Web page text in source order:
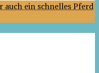
auch ein schnelles Pferd